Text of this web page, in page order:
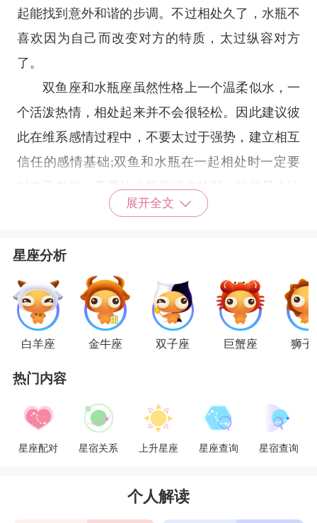
起能找到意外和谐的步调。不过相处久了，水瓶不
喜欢因为自己而改变对方的特质，太过纵容对方
了。
双鱼座和水瓶座虽然性格上一个温柔似水，一
个活泼热情，相处起来并不会很轻松。因此建议彼
此在维系感情过程中，不要太过于强势，建立相互
信任的感情基础;双鱼和水瓶在一起相处时一定要
对自己自信，不要让水瓶觉得你软弱，这样只会让
两人相处更糟糕。此相辅相成的互补其短，这样你
小编还有更多有关双鱼座和水瓶座的内容进行
分享。
水瓶座男生和双鱼座女生合适吗?
1、从星座学的角度来看，两个人不适合成为
想建立一段稳定的关系，双方都必须有很强的包容
展开全文
星座分析
白羊座 金牛座 双子座 巨蟹座 狮子
热门内容
星座配对 星宿关系 上升星座 星座查询 星宿查询
个人解读